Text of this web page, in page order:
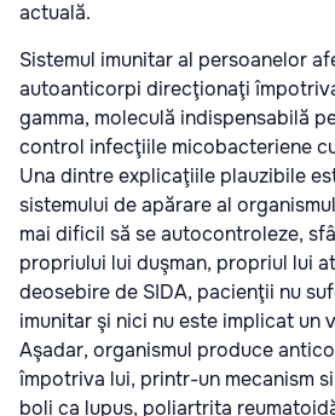
actuală.
Sistemul imunitar al persoanelor
autoanticorpi direcţionaţi
gamma, moleculă indispensabilă
control infecţiile micobacteriene
Una dintre explicaţiile plauzibile
sistemului de apărare al
mai dificil să se autocontroleze,
propriului lui duşman, propriul lui
deosebire de SIDA, pacienţii nu
imunitar şi nici nu este implicat un
Aşadar, organismul produce
împotriva lui, printr-un mecanism
boli ca lupus, poliartrita